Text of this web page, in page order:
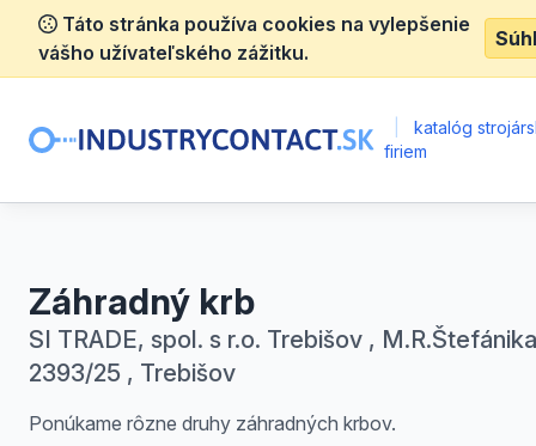
Táto stránka používa cookies na vylepšenie
vášho užívateľského zážitku.
katalóg
firiem
Záhradný krb
SI TRADE, spol. s r.o. Trebišov , M.R.Štefánika
2393/25 , Trebišov
Ponúkame rôzne druhy záhradných krbov.